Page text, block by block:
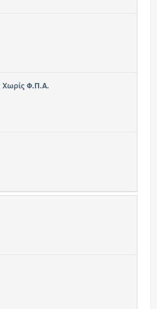
Χωρίς Φ.Π.Α.